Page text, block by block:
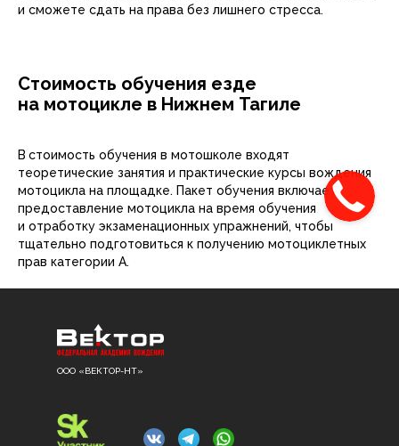
и сможете сдать на права без лишнего стресса.
Стоимость обучения езде
на мотоцикле в Нижнем Тагиле
В стоимость обучения в мотошколе входят
теоретические занятия и практические курсы вождения
мотоцикла на площадке. Пакет обучения включает
предоставление мотоцикла на время обучения
и отработку экзаменационных упражнений, чтобы
тщательно подготовиться к получению мотоциклетных
прав категории А.
ООО «ВЕКТОР-НТ»